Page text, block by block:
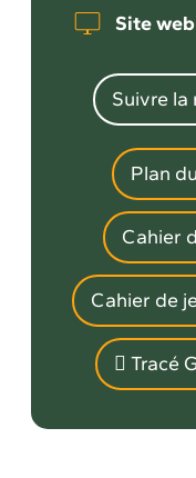
Site web
Suivre la
Plan
Cahier
Cahier de
Tracé